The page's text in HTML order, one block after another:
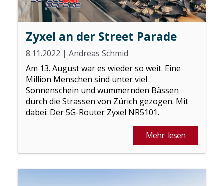
Zyxel an der Street Parade
8.11.2022 | Andreas Schmid
Am 13. August war es wieder so weit. Eine
Million Menschen sind unter viel
Sonnenschein und wummernden Bässen
durch die Strassen von Zürich gezogen. Mit
dabei: Der 5G-Router Zyxel NR5101.
Mehr lesen